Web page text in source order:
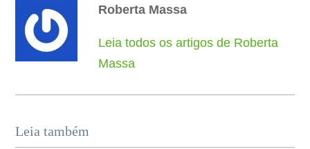
Roberta Massa
Leia todos os artigos de Roberta
Massa
Leia também